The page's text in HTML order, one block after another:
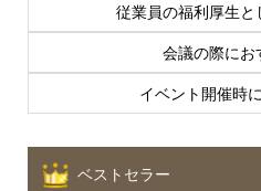
従業員の福利厚生
会議の際にお
イベント開催時
ベストセラー